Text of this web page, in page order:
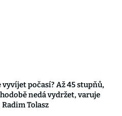
vyvíjet počasí? Až 45 stupňů,
nedá vydržet, varuje
Tolasz